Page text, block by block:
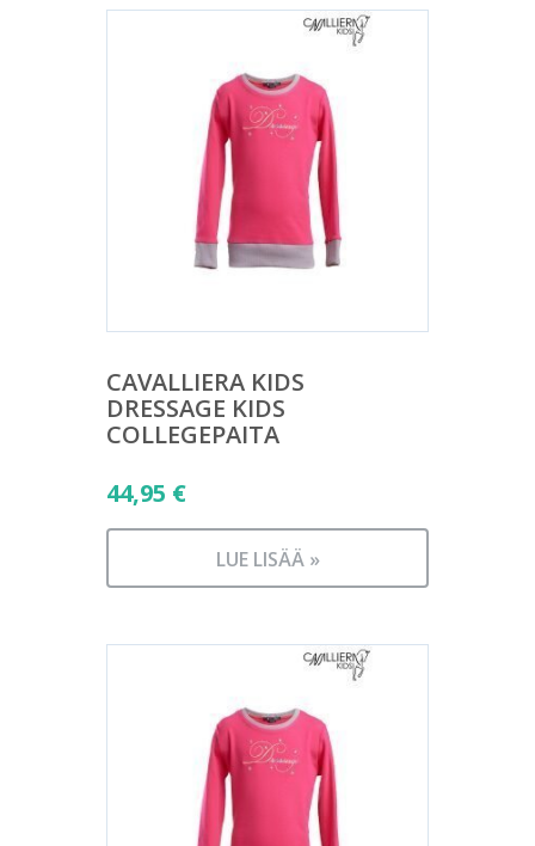
CAVALLIERA KIDS
DRESSAGE KIDS
COLLEGEPAITA
44,95 €
LUE LISÄÄ »